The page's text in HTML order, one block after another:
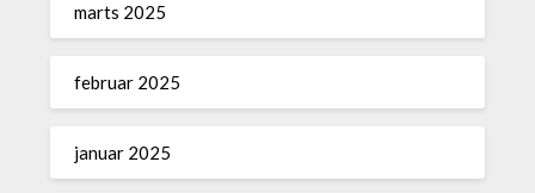
marts 2025
februar 2025
januar 2025